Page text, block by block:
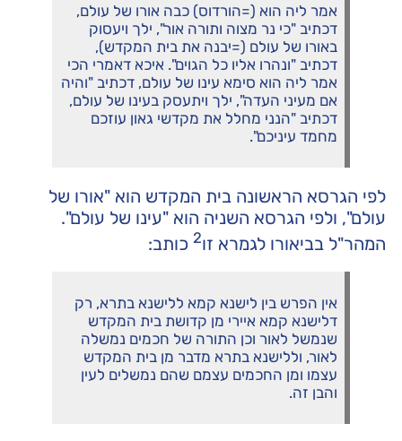
אמר ליה הוא (=הורדוס) כבה אורו של עולם,
דכתיב "כי נר מצוה ותורה אור", ילך ויעסוק
באורו של עולם (=יבנה את בית המקדש),
דכתיב "ונהרו אליו כל הגוים". איכא דאמרי הכי
אמר ליה הוא סימא עינו של עולם, דכתיב "והיה
אם מעיני העדה", ילך ויתעסק בעינו של עולם,
דכתיב "הנני מחלל את מקדשי גאון עוזכם
מחמד עיניכם".
לפי הגרסא הראשונה בית המקדש הוא "אורו של
עולם", ולפי הגרסא השניה הוא "עינו של עולם".
המהר"ל בביאורו לגמרא זו2כותב:
אין הפרש בין לישנא קמא ללישנא בתרא, רק
דלישנא קמא איירי מן קדושת בית המקדש
שנמשל לאור וכן התורה של חכמים נמשלה
לאור, וללישנא בתרא מדבר מן בית המקדש
עצמו ומן החכמים עצמם שהם נמשלים לעין
והבן זה.